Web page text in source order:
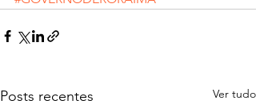
Posts recentes Ver tudo